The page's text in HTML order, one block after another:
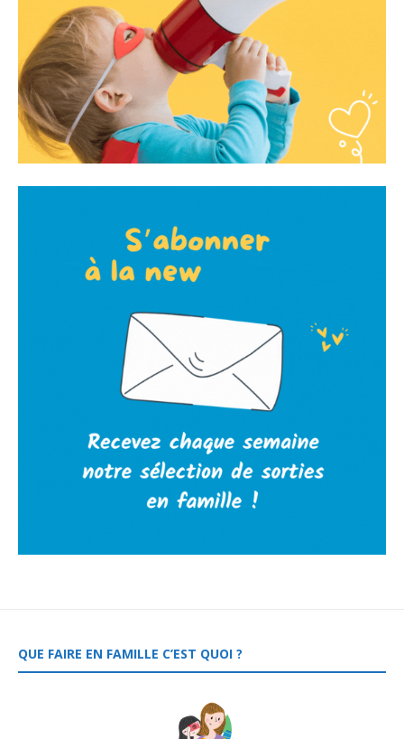
QUE FAIRE EN FAMILLE C’EST QUOI ?